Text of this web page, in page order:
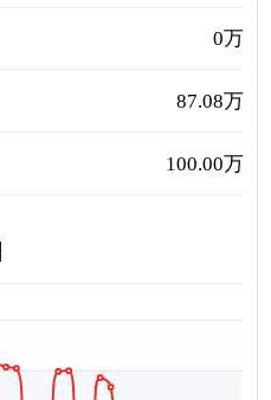
0万
87.08万
100.00万